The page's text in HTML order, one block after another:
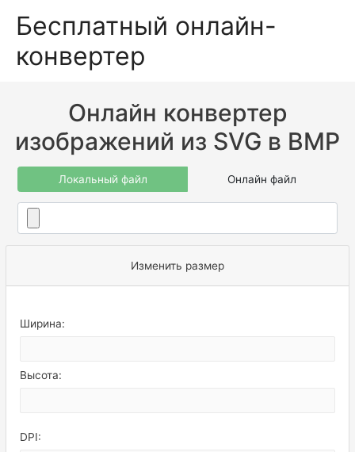
Бесплатный онлайн-
конвертер
Онлайн конвертер
изображений из SVG в BMP
Локальный файл Онлайн файл
Изменить размер
Ширина:
Высота:
DPI: